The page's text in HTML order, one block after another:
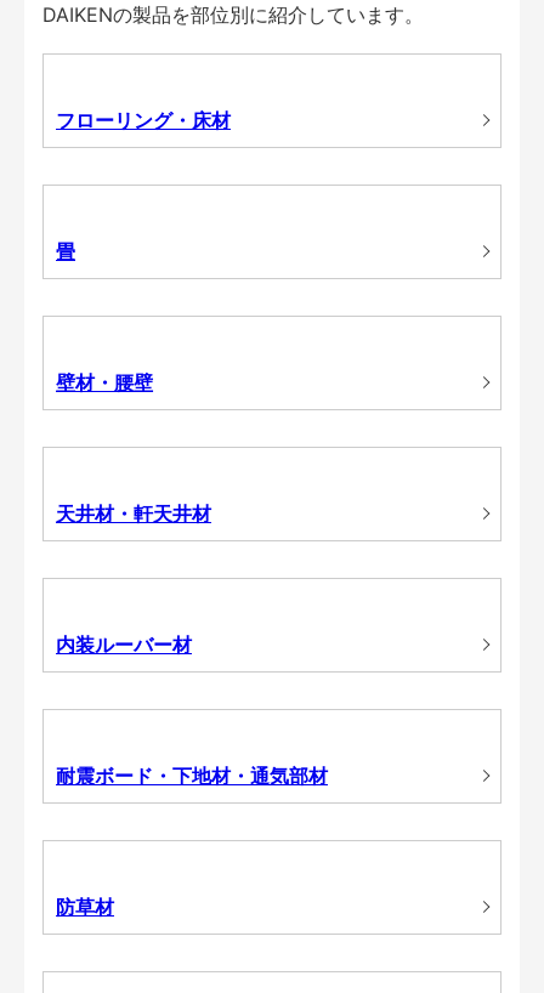
DAIKENの製品を部位別に紹介しています。
フローリング・床材
畳
壁材・腰壁
天井材・軒天井材
内装ルーバー材
耐震ボード・下地材・通気部材
防草材